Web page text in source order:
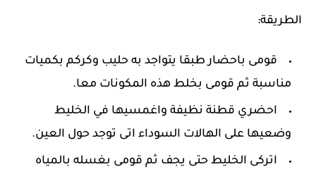
الطريقة:
قومى باحضار طبقا يتواجد به حليب وكركم بكميات
مناسبة ثم قومى بخلط هذه المكونات معا.
احضري قطنة نظيفة واغمسيها في الخليط
وضعيها على الهالات السوداء اتى توجد حول العين.
اتركى الخليط حتى يجف ثم قومى بغسله بالمياه